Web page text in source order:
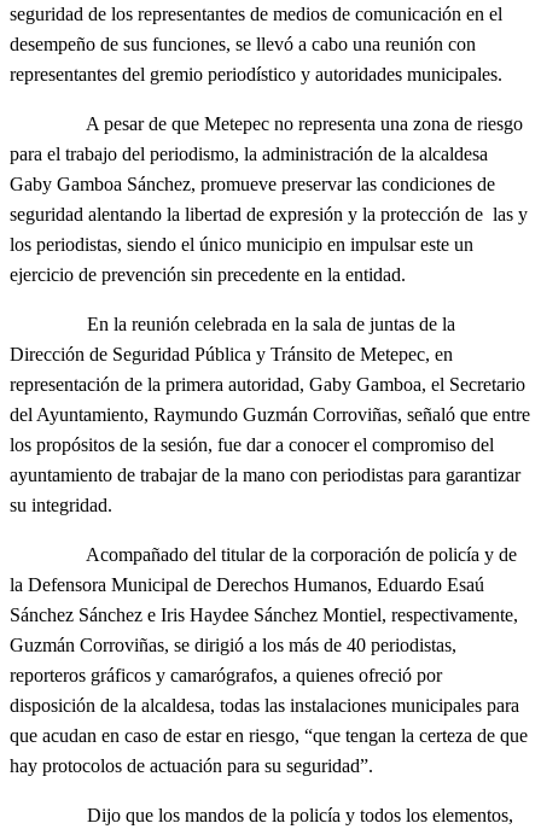
seguridad de los representantes de medios de comunicación en el
desempeño de sus funciones, se llevó a cabo una reunión con
representantes del gremio periodístico y autoridades municipales.
A pesar de que Metepec no representa una zona de riesgo
para el trabajo del periodismo, la administración de la alcaldesa
Gaby Gamboa Sánchez, promueve preservar las condiciones de
seguridad alentando la libertad de expresión y la protección de las y
los periodistas, siendo el único municipio en impulsar este un
ejercicio de prevención sin precedente en la entidad.
En la reunión celebrada en la sala de juntas de la
Dirección de Seguridad Pública y Tránsito de Metepec, en
representación de la primera autoridad, Gaby Gamboa, el Secretario
del Ayuntamiento, Raymundo Guzmán Corroviñas, señaló que entre
los propósitos de la sesión, fue dar a conocer el compromiso del
ayuntamiento de trabajar de la mano con periodistas para garantizar
su integridad.
Acompañado del titular de la corporación de policía y de
la Defensora Municipal de Derechos Humanos, Eduardo Esaú
Sánchez Sánchez e Iris Haydee Sánchez Montiel, respectivamente,
Guzmán Corroviñas, se dirigió a los más de 40 periodistas,
reporteros gráficos y camarógrafos, a quienes ofreció por
disposición de la alcaldesa, todas las instalaciones municipales para
que acudan en caso de estar en riesgo, “que tengan la certeza de que
hay protocolos de actuación para su seguridad”.
Dijo que los mandos de la policía y todos los elementos,